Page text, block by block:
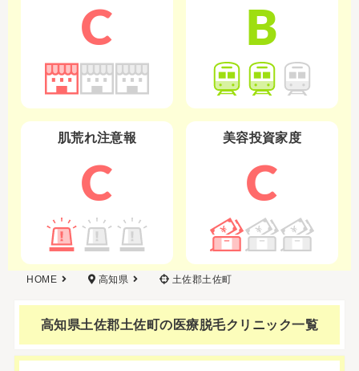
C B
肌荒れ注意報
C
美容投資家度
C
HOME 高知県 土佐郡土佐町
高知県土佐郡土佐町の 医療脱毛クリニック一覧